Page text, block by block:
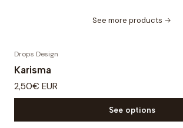
See more products
Drops Design
Karisma
2,50€ EUR
See options